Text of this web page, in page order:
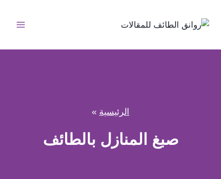
المحتوى
الرئيسية »
صبغ المنازل بالطائف